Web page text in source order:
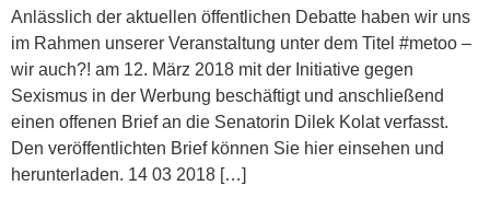
Anlässlich der aktuellen öffentlichen Debatte haben wir uns
im Rahmen unserer Veranstaltung unter dem Titel #metoo –
wir auch?! am 12. März 2018 mit der Initiative gegen
Sexismus in der Werbung beschäftigt und anschließend
einen offenen Brief an die Senatorin Dilek Kolat verfasst.
Den veröffentlichten Brief können Sie hier einsehen und
herunterladen. 14 03 2018 […]